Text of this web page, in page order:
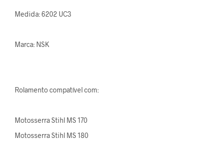
Medida: 6202 UC3
Marca: NSK
Rolamento compatível com:
Motosserra Stihl MS 170
Motosserra Stihl MS 180